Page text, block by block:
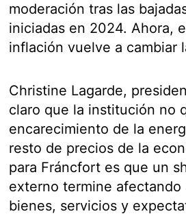
moderación tras las
iniciadas en 2024. Ahora,
inflación vuelve a cambiar
Christine Lagarde,
claro que la institución no
encarecimiento de la
resto de precios de la
para Fráncfort es que un
externo termine afectando
bienes, servicios y